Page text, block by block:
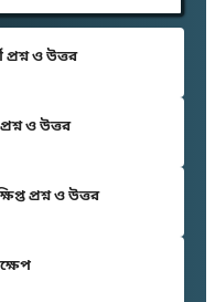
প্রশ্ন ও উত্তর
ও উত্তর
প্রশ্ন ও উত্তর